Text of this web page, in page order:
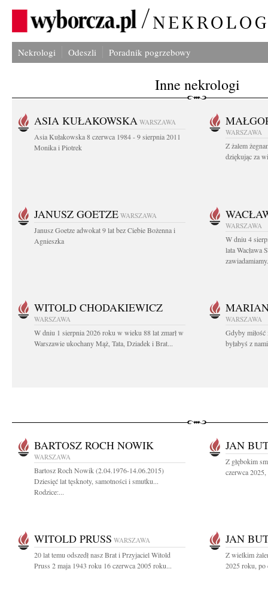
Nekrologi Odeszli Poradnik pogrzebowy
Inne nekrologi
ASIA KUŁAKOWSKA WARSZAWA
Asia Kułakowska 8 czerwca 1984 - 9 sierpnia 2011
Monika i Piotrek
WARSZAWA
Z żalem
dziękując za
JANUSZ GOETZE WARSZAWA
Janusz Goetze adwokat 9 lat bez Ciebie Bożenna i
Agnieszka
WARSZAWA
W dniu 4
lata Wacława
WITOLD CHODAKIEWICZ
WARSZAWA
W dniu 1 sierpnia 2026 roku w wieku 88 lat zmarł w
Warszawie ukochany Mąż, Tata, Dziadek i Brat...
WARSZAWA
Gdyby miłość
byłabyś z
BARTOSZ ROCH NOWIK
WARSZAWA
Bartosz Roch Nowik (2.04.1976-14.06.2015)
Dziesięć lat tęsknoty, samotności i smutku...
Rodzice:...
JAN
Z głębokim
czerwca
WITOLD PRUSS WARSZAWA
20 lat temu odszedł nasz Brat i Przyjaciel Witold
Pruss 2 maja 1943 roku 16 czerwca 2005 roku...
JAN
Z wielkim
2025 roku, po